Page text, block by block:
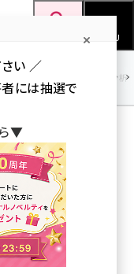
MENU
アクセス解析／データ分析
セミナー の
い ／
には抽選で
▼